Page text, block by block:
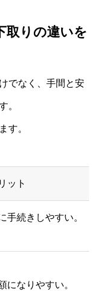
取りの違いを
でなく、手間と安
。
す。
ット
手続きしやすい。
になりやすい。